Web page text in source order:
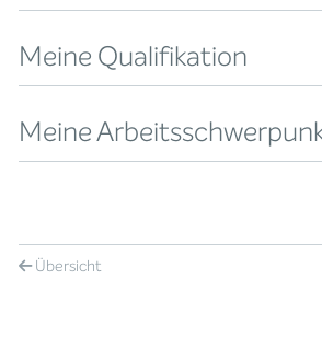
Meine Qualifikation
Meine
Übersicht